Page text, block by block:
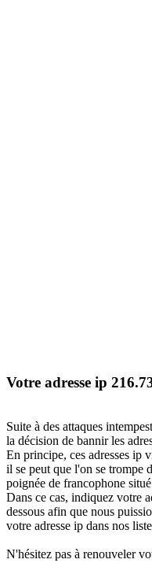
Votre adresse ip
Suite à des attaques
la décision de bannir les
En principe, ces adresses ip
il se peut que l'on se trompe
poignée de francophone
Dans ce cas, indiquez votre
dessous afin que nous
votre adresse ip dans nos
N'hésitez pas à renouveler